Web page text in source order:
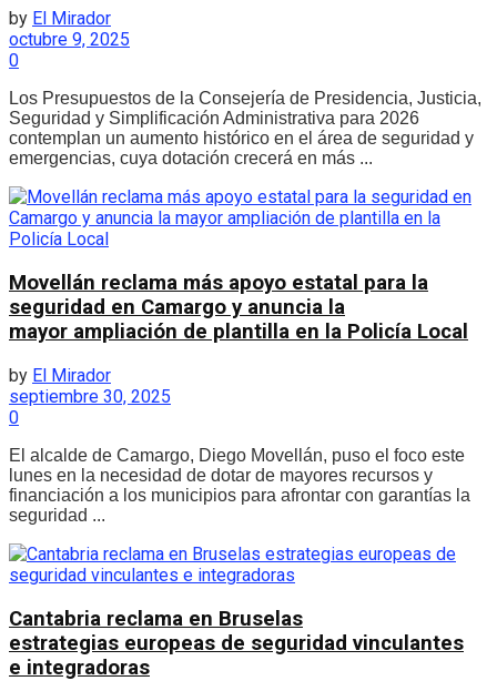
by El Mirador
octubre 9, 2025
0
Los Presupuestos de la Consejería de Presidencia, Justicia,
Seguridad y Simplificación Administrativa para 2026
contemplan un aumento histórico en el área de seguridad y
emergencias, cuya dotación crecerá en más ...
Movellán reclama más apoyo estatal para la
seguridad en Camargo y anuncia la
mayor ampliación de plantilla en la Policía Local
by El Mirador
septiembre 30, 2025
0
El alcalde de Camargo, Diego Movellán, puso el foco este
lunes en la necesidad de dotar de mayores recursos y
financiación a los municipios para afrontar con garantías la
seguridad ...
Cantabria reclama en Bruselas
estrategias europeas de seguridad vinculantes
e integradoras